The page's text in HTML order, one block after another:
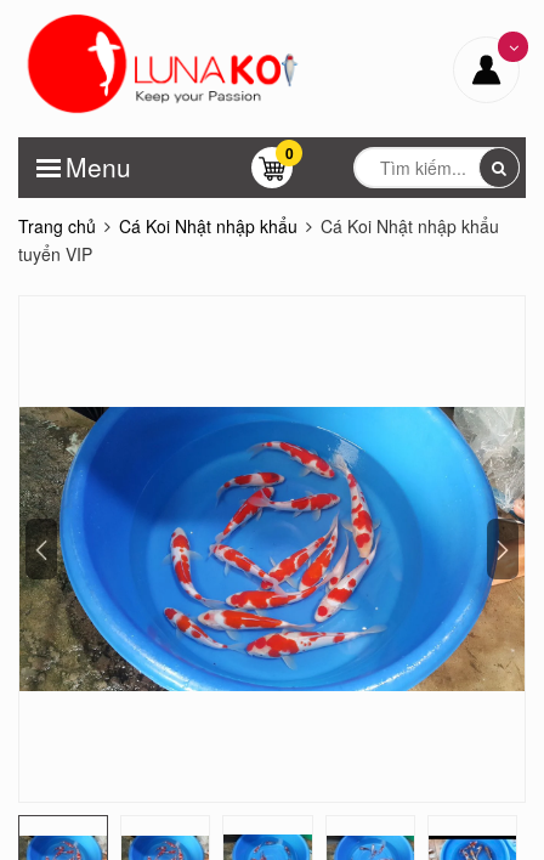
0
Menu
Trang chủ Cá Koi Nhật nhập khẩu
Cá Koi Nhật nhập khẩu
tuyển VIP